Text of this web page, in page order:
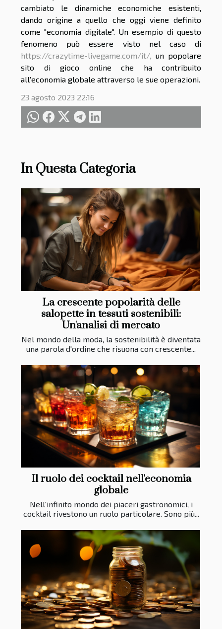
cambiato le dinamiche economiche esistenti,
dando origine a quello che oggi viene definito
come "economia digitale". Un esempio di questo
fenomeno può essere visto nel caso di
https://crazytime-livegame.com/it/ , un popolare
sito di gioco online che ha contribuito
all'economia globale attraverso le sue operazioni.
23 agosto 2023 22:16
In Questa Categoria
La crescente popolarità delle
salopette in tessuti sostenibili:
Un'analisi di mercato
Nel mondo della moda, la sostenibilità è diventata
una parola d'ordine che risuona con crescente...
Il ruolo dei cocktail nell'economia
globale
Nell'infinito mondo dei piaceri gastronomici, i
cocktail rivestono un ruolo particolare. Sono più...